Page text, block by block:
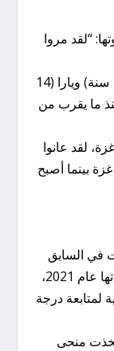
“لقد مروا
نايا (6 سنوات) وآدم (8 سنوات) وأحمد (11 سنة) ويارا (14
ما يقرب من
لقد عانوا
بينما أصبح
في السابق
طبيبة أسنان في غزة، حتى تم قصف عيادتها عام 2021،
درجة
منحى